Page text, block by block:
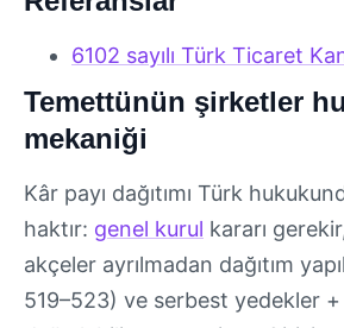
6102 sayılı Türk Ticaret
Temettünün şirketler
mekaniği
Kâr payı dağıtımı Türk
haktır: genel kurul kararı
akçeler ayrılmadan dağıtım
519–523) ve serbest yedekler +